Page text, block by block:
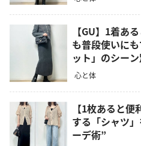
【GU】1着あ
も普段使いに
ット」のシー
心と体
【1枚あると
する「シャツ
ーデ術”